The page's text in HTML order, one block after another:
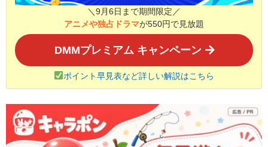
＼9月6日まで期間限定／
アニメや独占ドラマが550円で見放題
DMMプレミアム キャンペーン
ポイント早見表など詳しい解説はこちら